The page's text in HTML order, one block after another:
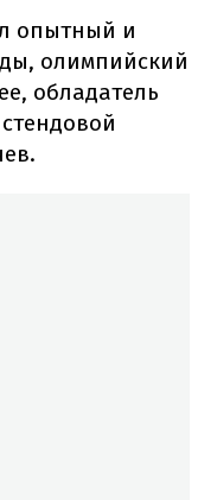
опытный и
олимпийский
обладатель